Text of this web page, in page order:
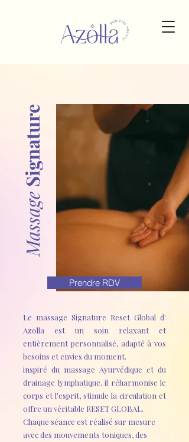
Le massage Signature Reset Global d'
Azolla est un soin relaxant et
entièrement personnalisé, adapté à vos
besoins et envies du moment.
inspiré du massage Ayurvédique et du
drainage lymphatique, il réharmonise le
corps et l'esprit, stimule la circulation et
offre un véritable RESET GLOBAL.
Chaque séance est réalisé sur mesure
avec des mouvements toniques, des
Massage
Signature
Prendre RDV